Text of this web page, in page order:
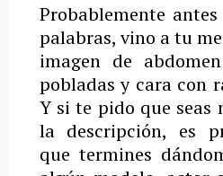
Probablemente
palabras, vino a tu
imagen de
pobladas y cara con
Y si te pido que seas
la descripción, es
que termines